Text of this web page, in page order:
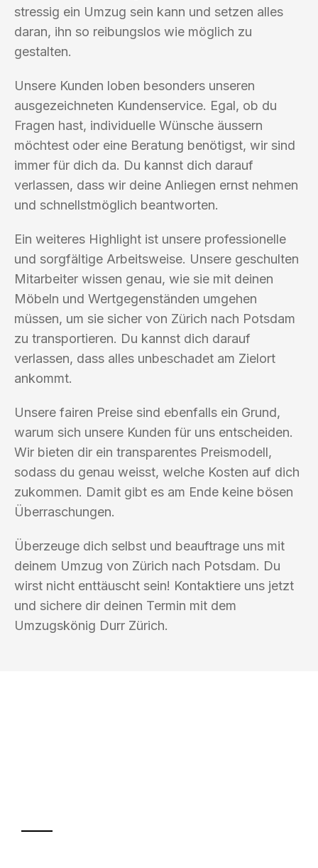
stressig ein Umzug sein kann und setzen alles
daran, ihn so reibungslos wie möglich zu
gestalten.
Unsere Kunden loben besonders unseren
ausgezeichneten Kundenservice. Egal, ob du
Fragen hast, individuelle Wünsche äussern
möchtest oder eine Beratung benötigst, wir sind
immer für dich da. Du kannst dich darauf
verlassen, dass wir deine Anliegen ernst nehmen
und schnellstmöglich beantworten.
Ein weiteres Highlight ist unsere professionelle
und sorgfältige Arbeitsweise. Unsere geschulten
Mitarbeiter wissen genau, wie sie mit deinen
Möbeln und Wertgegenständen umgehen
müssen, um sie sicher von Zürich nach Potsdam
zu transportieren. Du kannst dich darauf
verlassen, dass alles unbeschadet am Zielort
ankommt.
Unsere fairen Preise sind ebenfalls ein Grund,
warum sich unsere Kunden für uns entscheiden.
Wir bieten dir ein transparentes Preismodell,
sodass du genau weisst, welche Kosten auf dich
zukommen. Damit gibt es am Ende keine bösen
Überraschungen.
Überzeuge dich selbst und beauftrage uns mit
deinem Umzug von Zürich nach Potsdam. Du
wirst nicht enttäuscht sein! Kontaktiere uns jetzt
und sichere dir deinen Termin mit dem
Umzugskönig Durr Zürich.